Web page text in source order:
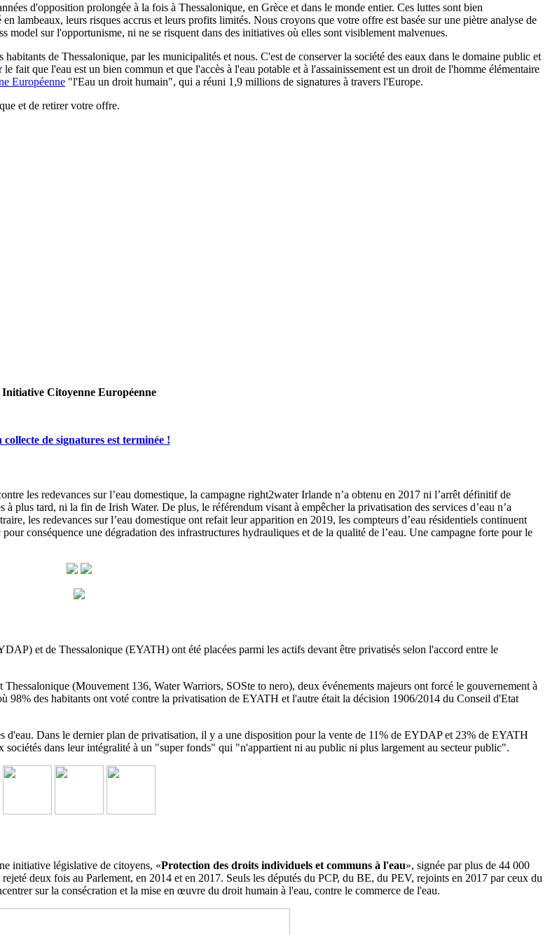
d'opposition prolongée à la fois à Thessalonique, en Grèce et dans le monde entier. Ces luttes sont bien
lambeaux, leurs risques accrus et leurs profits limités. Nous croyons que votre offre est basée sur une piètre analyse de
model sur l'opportunisme, ni ne se risquent dans des initiatives où elles sont visiblement malvenues.
de Thessalonique, par les municipalités et nous. C'est de conserver la société des eaux dans le domaine public et
fait que l'eau est un bien commun et que l'accès à l'eau potable et à l'assainissement est un droit de l'homme élémentaire
Européenne "l'Eau un droit humain", qui a réuni 1,9 millions de signatures à travers l'Europe.
et de retirer votre offre.
Initiative Citoyenne Européenne
collecte de signatures est terminée !
les redevances sur l’eau domestique, la campagne right2water Irlande n’a obtenu en 2017 ni l’arrêt définitif de
plus tard, ni la fin de Irish Water. De plus, le référendum visant à empêcher la privatisation des services d’eau n’a
les redevances sur l’eau domestique ont refait leur apparition en 2019, les compteurs d’eau résidentiels continuent
conséquence une dégradation des infrastructures hydrauliques et de la qualité de l’eau. Une campagne forte pour le
et de Thessalonique (EYATH) ont été placées parmi les actifs devant être privatisés selon l'accord entre le
(Mouvement 136, Water Warriors, SOSte to nero), deux événements majeurs ont forcé le gouvernement à
98% des habitants ont voté contre la privatisation de EYATH et l'autre était la décision 1906/2014 du Conseil d'Etat
d'eau. Dans le dernier plan de privatisation, il y a une disposition pour la vente de 11% de EYDAP et 23% de EYATH
dans leur intégralité à un "super fonds" qui "n'appartient ni au public ni plus largement au secteur public".
initiative législative de citoyens, «Protection des droits individuels et communs à l'eau», signée par plus de 44 000
deux fois au Parlement, en 2014 et en 2017. Seuls les députés du PCP, du BE, du PEV, rejoints en 2017 par ceux du
sur la consécration et la mise en œuvre du droit humain à l'eau, contre le commerce de l'eau.